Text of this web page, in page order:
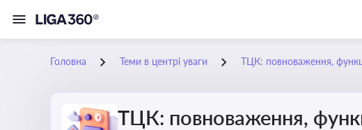
Головна Теми в центрі уваги ТЦК: повноваження,
ТЦК: повноваження,